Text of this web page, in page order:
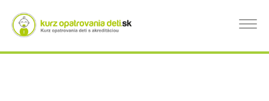
hlavný
obsah
Toggle
KURZ OPATROVANIA DETÍ KOŠICE, KURZ
PRE OPATROVATEĽKÝ DETÍ